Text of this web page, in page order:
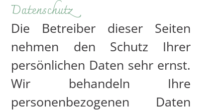
Datenschutz
Die Betreiber dieser Seiten
nehmen den Schutz Ihrer
persönlichen Daten sehr ernst.
Wir behandeln Ihre
personenbezogenen Daten